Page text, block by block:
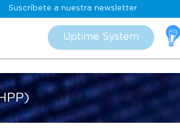
Suscríbete a nuestra newsletter
Uptime System